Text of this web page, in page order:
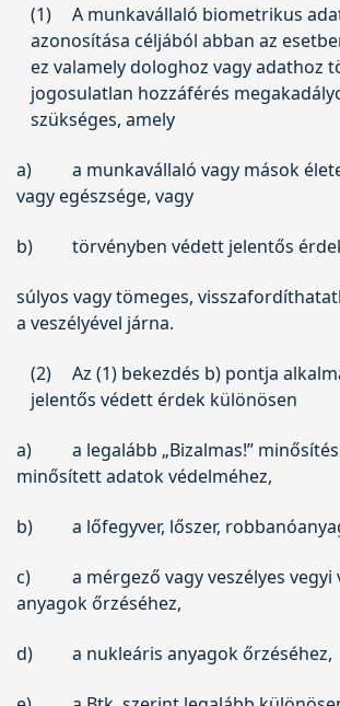
(1)
A munkavállaló biometrikus
azonosítása céljából abban az
ez valamely dologhoz vagy adathoz
jogosulatlan hozzáférés
szükséges, amely
a)
a munkavállaló vagy mások
vagy egészsége, vagy
b) törvényben védett jelentős
súlyos vagy tömeges,
a veszélyével járna.
(2)
Az (1) bekezdés b) pontja
jelentős védett érdek különösen
a)
a legalább „Bizalmas!”
minősített adatok védelméhez,
b) a lőfegyver, lőszer,
c)
a mérgező vagy veszélyes
anyagok őrzéséhez,
d) a nukleáris anyagok őrzéséhez,